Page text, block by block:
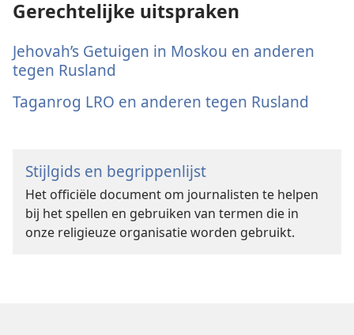
Gerechtelijke uitspraken
Jehovah’s Getuigen in Moskou en anderen
tegen Rusland
Taganrog LRO en anderen tegen Rusland
Stijlgids en begrippenlijst
Het officiële document om journalisten te helpen
bij het spellen en gebruiken van termen die in
onze religieuze organisatie worden gebruikt.